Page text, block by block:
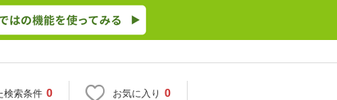
検索条件 0 お気に入り 0